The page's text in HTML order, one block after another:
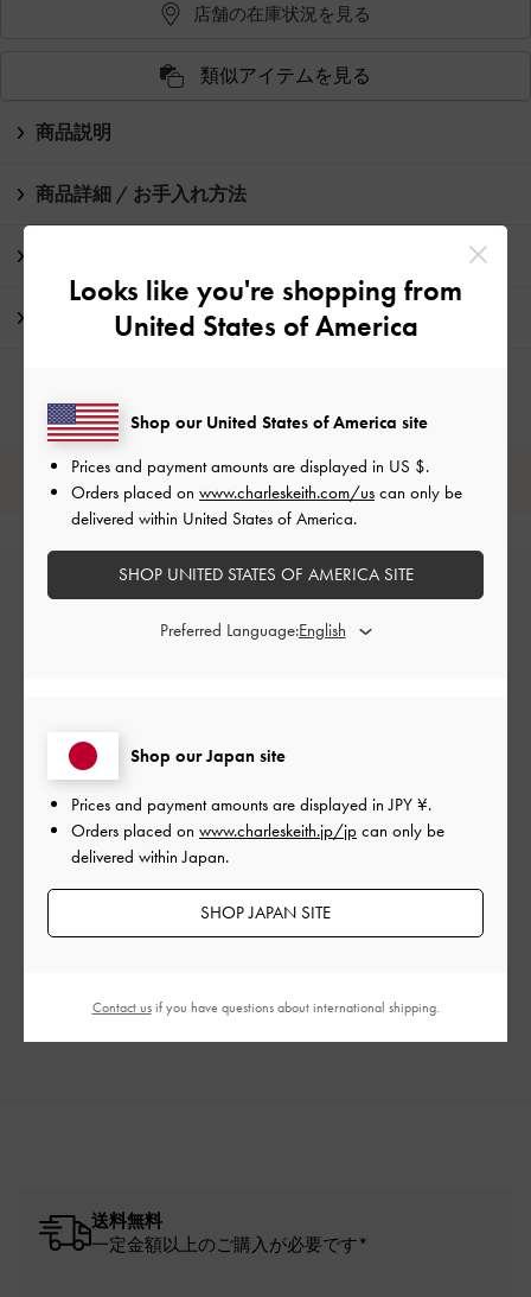
店舗の在庫状況を見る
類似アイテムを見る
商品説明
商品詳細 / お手入れ方法
配送 & 返品
レビューは購入した方のみ投稿ができます。
カスタマーレビュー
ご感想をお聞かせください
Let us know what you think
レビューを書く
送料無料
一定金額以上のご購入が必要です*
Looks like you're shopping from
United States of America
Shop our Japan site
Prices and payment amounts are displayed inJPY ¥.
Orders placed on www.charleskeith.jp/jp can only be
delivered within Japan.
SHOP JAPAN SITE
Shop our United States of America site
Prices and payment amounts are displayed in US $.
Orders placed on www.charleskeith.com/us can only be
delivered within United States of America.
SHOP UNITED STATES OF AMERICA SITE
Preferred Language:
Contact usif you have questions about international shipping.